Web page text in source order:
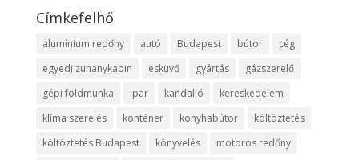
Címkefelhő
alumínium redőny autó Budapest bútor
cég
egyedi zuhanykabin
esküvő gyártás
gázszerelő
gépi földmunka
ipar kandalló
kereskedelem
klíma szerelés
konténer konyhabútor
költöztetés
költöztetés Budapest
könyvelés
motoros redőny